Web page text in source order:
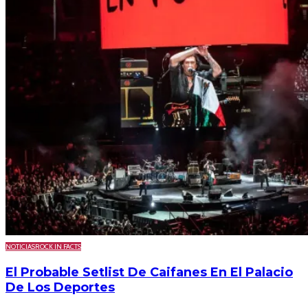
NOTICIASROCK IN FACTS
El Probable Setlist De Caifanes En El Palacio
De Los Deportes